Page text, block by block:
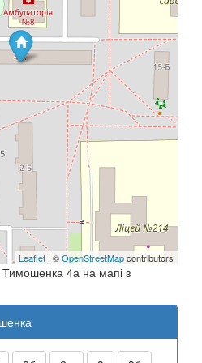
Leaflet | ©OpenStreetMapcontributors
4а на мапі з